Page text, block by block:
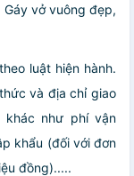
vở vuông đẹp,
luật hiện hành.
và địa chỉ giao
khác như phí vận
khẩu (đối với đơn
đồng).....